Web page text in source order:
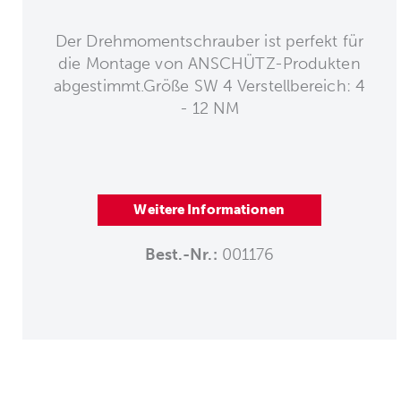
Der Drehmomentschrauber ist perfekt für
die Montage von ANSCHÜTZ-Produkten
abgestimmt.Größe SW 4 Verstellbereich: 4
- 12 NM
Weitere Informationen
Best.-Nr.: 001176